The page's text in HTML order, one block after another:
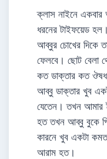
ক্লাস নাইনে
ধরনের টাইফয়েড
আব্বুর চোখের দিকে
ফেলবে। ছোট বেলা
কত ডাক্তার কত
আব্বু ডাক্তার খুব
যেতেন। তখন আমার
হত তখন আব্বু বুকে
কারনে খুব একটা
আরাম হত।